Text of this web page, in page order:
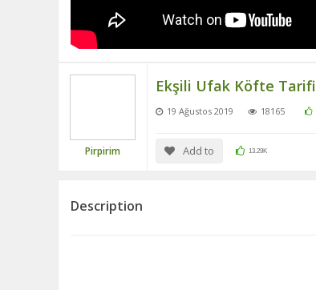
Pirpirim
Ekşili Ufak Köfte Tarifi
19 Ağustos 2019 18165
Add to 13.29K
Description